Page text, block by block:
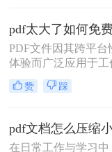
文将介绍两种免费压
的方法。
PDF文件因其跨平台
体验而广泛应用于
而，有时PDF文件体
用存储空间，还会影
介绍两种免费压缩
赞 踩
在日常工作与学习